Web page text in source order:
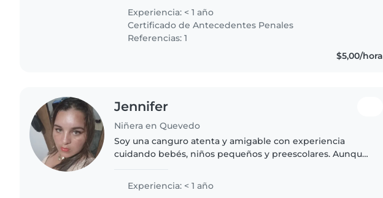
jugar con los niños...
Experiencia: < 1 año
Certificado de Antecedentes Penales
Referencias: 1
$5,00/hora
Jennifer
Niñera en Quevedo
Soy una canguro atenta y amigable con experiencia
cuidando bebés, niños pequeños y preescolares. Aunque
una Tecnología en Desarrollo..
Experiencia: < 1 año